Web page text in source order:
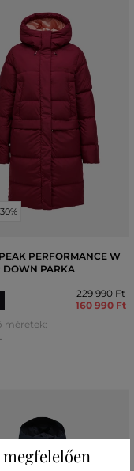
PERFORMANCE W
DOWN PARKA
229 990 Ft
160 990 Ft
méretek: